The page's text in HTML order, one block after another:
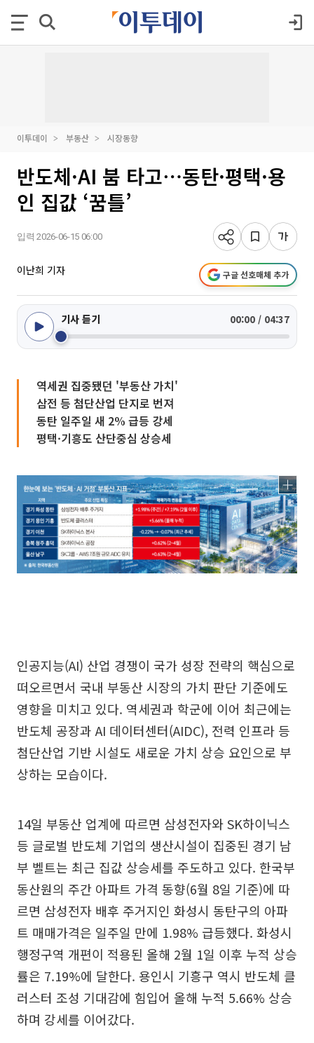
이투데이 부동산 시장동향
반도체·AI 붐 타고⋯동탄·평택·용
인 집값 ‘꿈틀’
입력 2026-06-15 06:00
이난희 기자 구글 선호매체 추가
기사 듣기 00:00 / 04:37
역세권 집중됐던 '부동산 가치'
삼전 등 첨단산업 단지로 번져
동탄 일주일 새 2% 급등 강세
평택·기흥도 산단중심 상승세
인공지능(AI) 산업 경쟁이 국가 성장 전략의 핵심으로
떠오르면서 국내 부동산 시장의 가치 판단 기준에도
영향을 미치고 있다. 역세권과 학군에 이어 최근에는
반도체 공장과 AI 데이터센터(AIDC), 전력 인프라 등
첨단산업 기반 시설도 새로운 가치 상승 요인으로 부
상하는 모습이다.
14일 부동산 업계에 따르면 삼성전자와 SK하이닉스
등 글로벌 반도체 기업의 생산시설이 집중된 경기 남
부 벨트는 최근 집값 상승세를 주도하고 있다. 한국부
동산원의 주간 아파트 가격 동향(6월 8일 기준)에 따
르면 삼성전자 배후 주거지인 화성시 동탄구의 아파
트 매매가격은 일주일 만에 1.98% 급등했다. 화성시
행정구역 개편이 적용된 올해 2월 1일 이후 누적 상승
률은 7.19%에 달한다. 용인시 기흥구 역시 반도체 클
러스터 조성 기대감에 힘입어 올해 누적 5.66% 상승
하며 강세를 이어갔다.